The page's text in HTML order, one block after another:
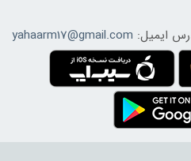
ایمیل: yahaarm17@gmail.com